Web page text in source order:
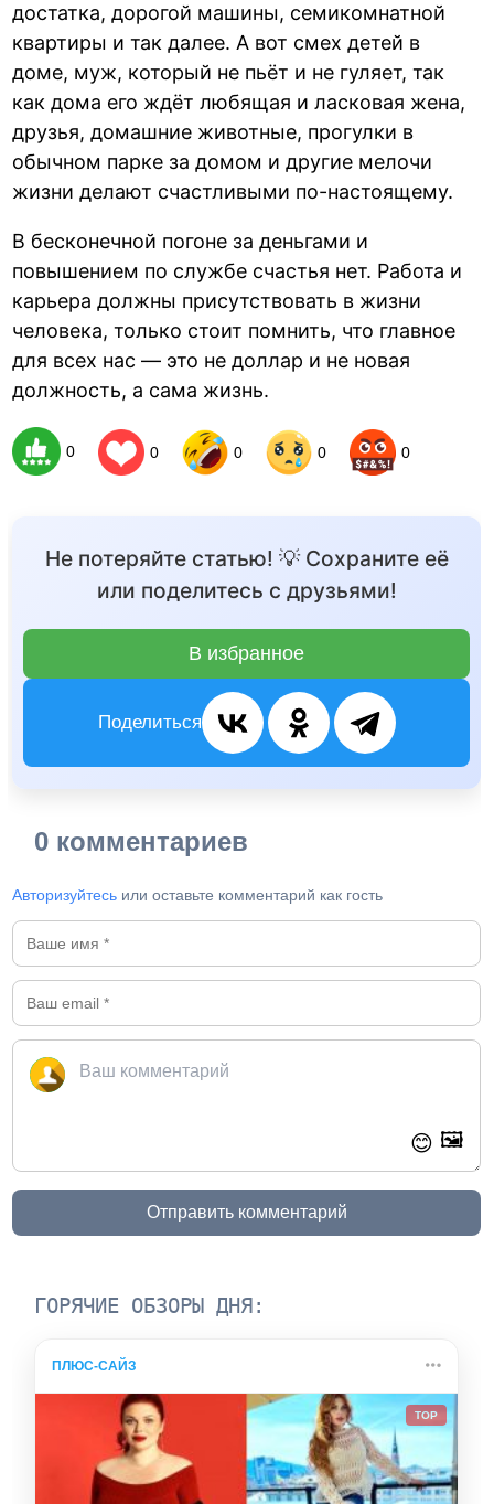
достатка, дорогой машины, семикомнатной
квартиры и так далее. А вот смех детей в
доме, муж, который не пьёт и не гуляет, так
как дома его ждёт любящая и ласковая жена,
друзья, домашние животные, прогулки в
обычном парке за домом и другие мелочи
жизни делают счастливыми по-настоящему.
В бесконечной погоне за деньгами и
повышением по службе счастья нет. Работа и
карьера должны присутствовать в жизни
человека, только стоит помнить, что главное
для всех нас — это не доллар и не новая
должность, а сама жизнь.
0 0 0 0 0
Не потеряйте статью! 💡 Сохраните её
или поделитесь с друзьями!
В избранное
Поделиться
0 комментариев
Авторизуйтесь или оставьте комментарий как гость
😊 🖼️
Отправить комментарий
ГОРЯЧИЕ ОБЗОРЫ ДНЯ:
ПЛЮС-САЙЗ
TOP